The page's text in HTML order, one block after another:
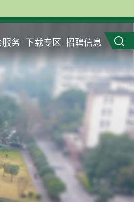
服务 下载专区 招聘信息